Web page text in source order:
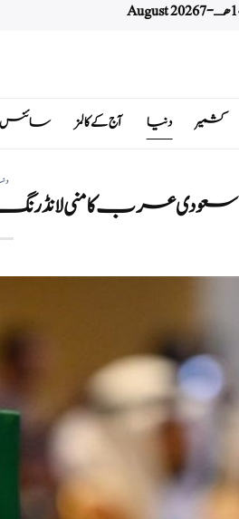
کشمیر دنیا آج کے کالمز سائنس
سعودی عرب کا منی لانڈرنگ